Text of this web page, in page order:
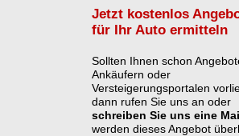
Jetzt kostenlos
für Ihr Auto ermitteln
Sollten Ihnen schon
Ankäufern oder
Versteigerungsportalen
dann rufen Sie uns an oder
schreiben Sie uns eine
werden dieses Angebot